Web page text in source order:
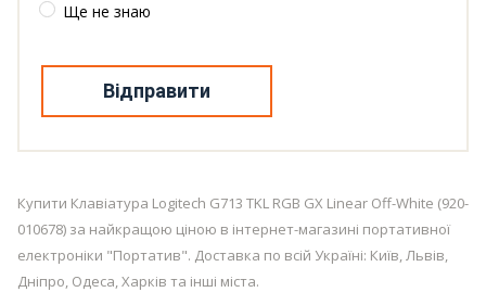
Ще не знаю
Відправити
Купити Клавіатура Logitech G713 TKL RGB GX Linear Off-White (920-
010678) за найкращою ціною в інтернет-магазині портативної
електроніки "Портатив". Доставка по всій Україні: Київ, Львів,
Дніпро, Одеса, Харків та інші міста.